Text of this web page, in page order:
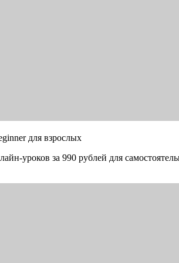
для взрослых
уроков за 990 рублей для